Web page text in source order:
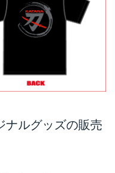
ナルグッズの販売